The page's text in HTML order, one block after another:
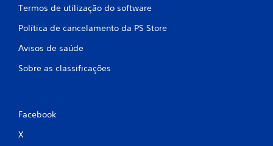
Termos de utilização do software
Política de cancelamento da PS Store
Avisos de saúde
Sobre as classificações
Facebook
X